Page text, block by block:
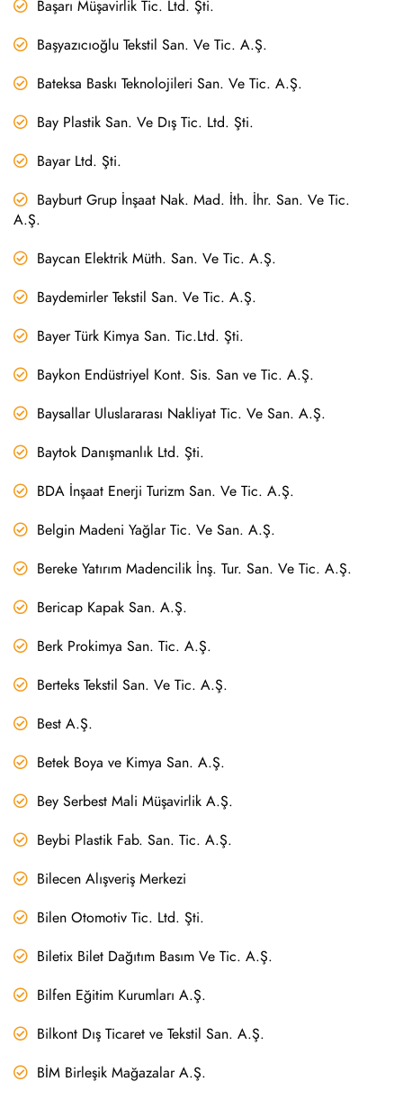
Başarı Müşavirlik Tic. Ltd. Şti.
Başyazıcıoğlu Tekstil San. Ve Tic. A.Ş.
Bateksa Baskı Teknolojileri San. Ve Tic. A.Ş.
Bay Plastik San. Ve Dış Tic. Ltd. Şti.
Bayar Ltd. Şti.
Bayburt Grup İnşaat Nak. Mad. İth. İhr. San. Ve Tic.
A.Ş.
Baycan Elektrik Müth. San. Ve Tic. A.Ş.
Baydemirler Tekstil San. Ve Tic. A.Ş.
Bayer Türk Kimya San. Tic.Ltd. Şti.
Baykon Endüstriyel Kont. Sis. San ve Tic. A.Ş.
Baysallar Uluslararası Nakliyat Tic. Ve San. A.Ş.
Baytok Danışmanlık Ltd. Şti.
BDA İnşaat Enerji Turizm San. Ve Tic. A.Ş.
Belgin Madeni Yağlar Tic. Ve San. A.Ş.
Bereke Yatırım Madencilik İnş. Tur. San. Ve Tic. A.Ş.
Bericap Kapak San. A.Ş.
Berk Prokimya San. Tic. A.Ş.
Berteks Tekstil San. Ve Tic. A.Ş.
Best A.Ş.
Betek Boya ve Kimya San. A.Ş.
Bey Serbest Mali Müşavirlik A.Ş.
Beybi Plastik Fab. San. Tic. A.Ş.
Bilecen Alışveriş Merkezi
Bilen Otomotiv Tic. Ltd. Şti.
Biletix Bilet Dağıtım Basım Ve Tic. A.Ş.
Bilfen Eğitim Kurumları A.Ş.
Bilkont Dış Ticaret ve Tekstil San. A.Ş.
BİM Birleşik Mağazalar A.Ş.